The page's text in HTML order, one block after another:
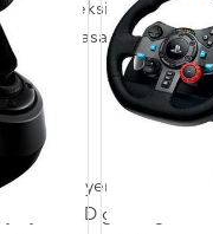
direksiyon
tasarımı,
yerdedir. D
LED gösterge